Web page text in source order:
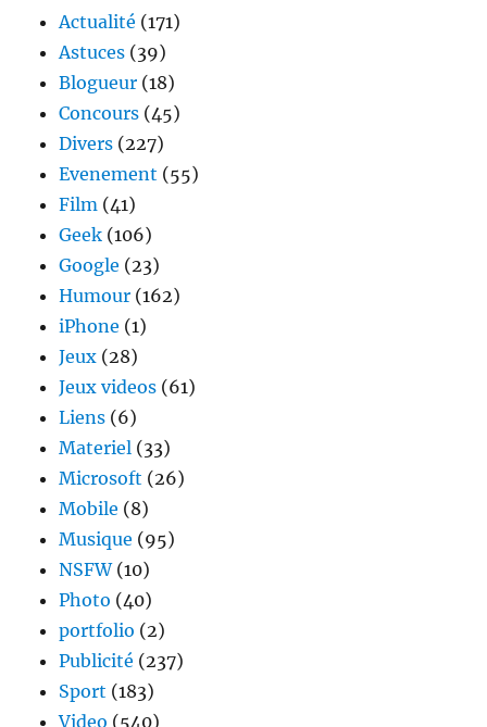
Actualité (171)
Astuces (39)
Blogueur (18)
Concours (45)
Divers (227)
Evenement (55)
Film (41)
Geek (106)
Google (23)
Humour (162)
iPhone (1)
Jeux (28)
Jeux videos (61)
Liens (6)
Materiel (33)
Microsoft (26)
Mobile (8)
Musique (95)
NSFW(10)
Photo (40)
portfolio (2)
Publicité (237)
Sport (183)
Video (540)